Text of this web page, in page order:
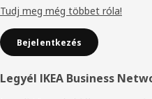
Tudj meg még többet róla!
Bejelentkezés
Legyél IKEA Business